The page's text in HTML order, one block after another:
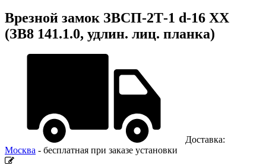
Врезной замок ЗВСП-2Т-1 d-16 XX
(ЗВ8 141.1.0, удлин. лиц. планка)
Доставка:
Москва - бесплатная при заказе установки